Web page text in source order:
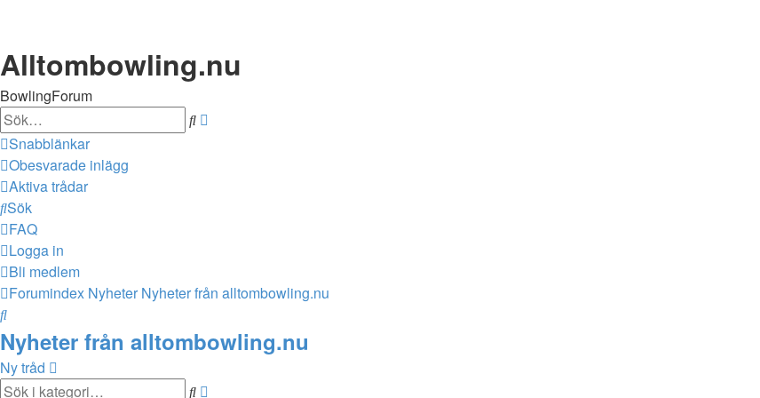
Alltombowling.nu
BowlingForum
Sök
Snabblänkar
Obesvarade inlägg
Aktiva trådar
Sök
FAQ
Logga in
Bli medlem
Forumindex Nyheter Nyheter från alltombowling.nu
Sök
Nyheter från alltombowling.nu
Ny tråd
Sök